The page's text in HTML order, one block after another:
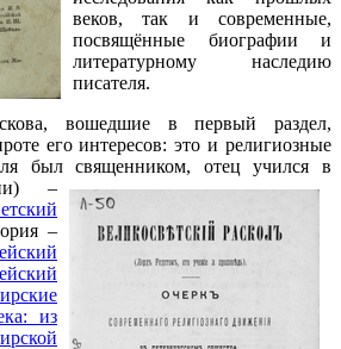
веков, так и современные,
посвящённые биографии и
литературному наследию
писателя.
вошедшие в первый раздел,
его интересов: это и религиозные
был священником, отец учился в
–
–
из